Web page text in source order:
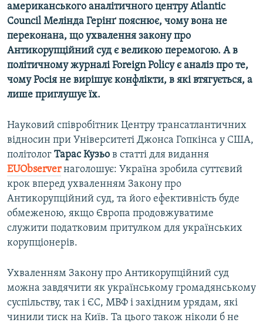
американського аналітичного центру Atlantic
Council Мелінда Герінґ пояснює, чому вона не
переконана, що ухвалення закону про
Антикорупційний суд є великою перемогою. А в
політичному журналі Foreign Policy є аналіз про те,
чому Росія не вирішує конфлікти, в які втягується, а
лише приглушує їх.
Науковий співробітник Центру трансатлантичних
відносин ​при Університеті Джонса Гопкінса у США,
політолог Тарас Кузьо в статті для видання
EUObserverнаголошує: Україна зробила суттєвий
крок вперед ухваленням Закону про
Антикорупційний суд, та його ефективність буде
обмеженою, якщо Європа продовжуватиме
служити податковим притулком для українських
корупціонерів.
Ухваленням Закону про Антикорупційний суд
можна завдячити як українському громадянському
суспільству, так і ЄС, МВФ і західним урядам, які
чинили тиск на Київ. Та цього також ніколи б не